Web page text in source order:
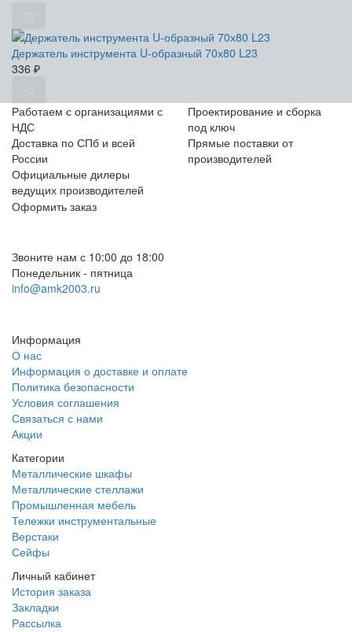
Держатель инструмента U-образный 70х80 L23
336 ₽
Работаем с организациями с
НДС
Проектирование и сборка
под ключ
Доставка по СПб и всей
России
Прямые поставки от
производителей
Официальные дилеры
ведущих производителей
Оформить заказ
Звоните нам с 10:00 до 18:00
Понедельник - пятница
info@amk2003.ru
Информация
О нас
Информация о доставке и оплате
Политика безопасности
Условия соглашения
Связаться с нами
Акции
Категории
Металлические шкафы
Металлические стеллажи
Промышленная мебель
Тележки инструментальные
Верстаки
Сейфы
Личный кабинет
История заказа
Закладки
Рассылка